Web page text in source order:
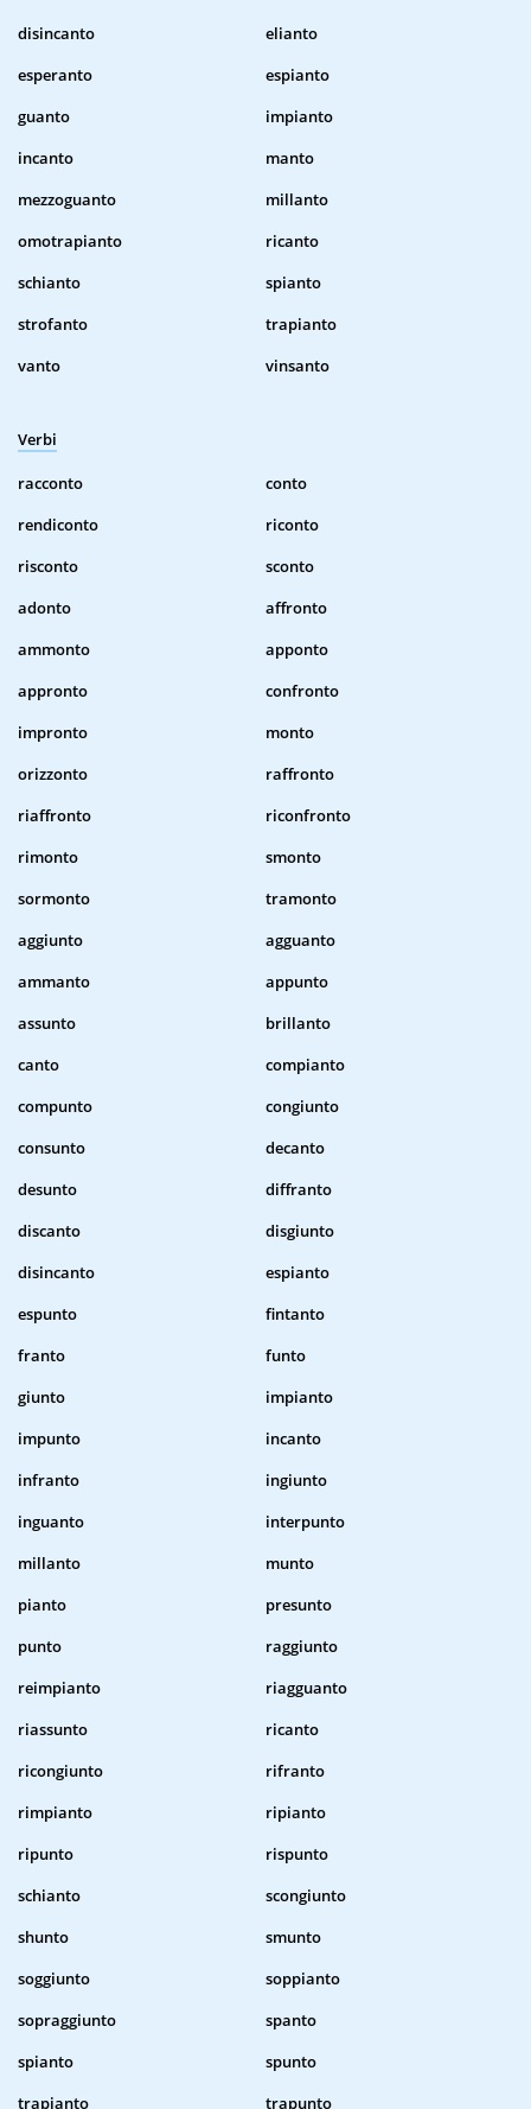
disincanto
elianto
esperanto
espianto
guanto
impianto
incanto
manto
mezzoguanto
millanto
omotrapianto
ricanto
schianto
spianto
strofanto
trapianto
vanto
vinsanto
Verbi
racconto
conto
rendiconto
riconto
risconto
sconto
adonto
affronto
ammonto
apponto
appronto
confronto
impronto
monto
orizzonto
raffronto
riaffronto
riconfronto
rimonto
smonto
sormonto
tramonto
aggiunto
agguanto
ammanto
appunto
assunto
brillanto
canto
compianto
compunto
congiunto
consunto
decanto
desunto
diffranto
discanto
disgiunto
disincanto
espianto
espunto
fintanto
franto
funto
giunto
impianto
impunto
incanto
infranto
ingiunto
inguanto
interpunto
millanto
munto
pianto
presunto
punto
raggiunto
reimpianto
riagguanto
riassunto
ricanto
ricongiunto
rifranto
rimpianto
ripianto
ripunto
rispunto
schianto
scongiunto
shunto
smunto
soggiunto
soppianto
sopraggiunto
spanto
spianto
spunto
trapianto
trapunto